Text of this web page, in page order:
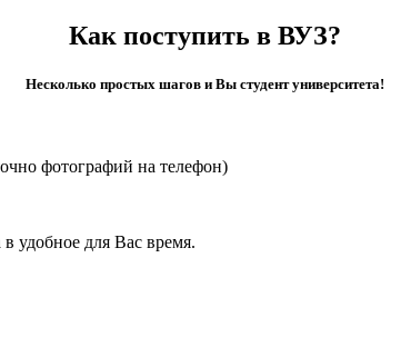
Как поступить в ВУЗ?
Несколько простых шагов и Вы студент университета!
фотографий на телефон)
удобное для Вас время.